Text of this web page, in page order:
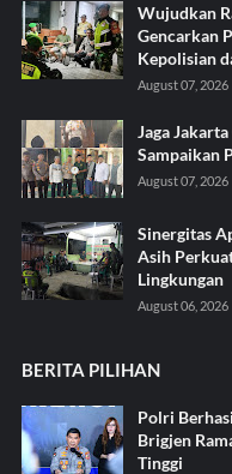
Wujudkan
Gencarkan
Kepolisian
August 07, 2026
Jaga
Sampaikan
August 07, 2026
Sinergitas
Asih
Lingkungan
August 06, 2026
BERITA PILIHAN
Polri
Brigjen
Tinggi